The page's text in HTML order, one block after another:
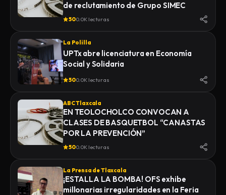
de reclutamiento de Grupo SIMEC
500.0K lecturas
La Polilla
UPTx abre licenciatura en Economía
Social y Solidaria
500.0K lecturas
ABC Tlaxcala
EN TEOLOCHOLCO CONVOCAN A
CLASES DE BASQUETBOL “CANASTAS
POR LA PREVENCIÓN”
500.0K lecturas
La Prensa de Tlaxcala
¡ESTALLA LA BOMBA! OFS exhibe
millonarias irregularidades en la Feria